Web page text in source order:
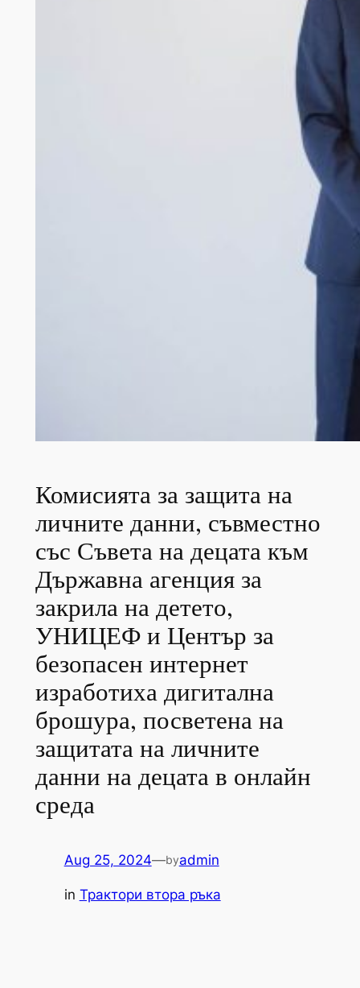
Комисията за защита на
личните данни, съвместно
със Съвета на децата към
Държавна агенция за
закрила на детето,
УНИЦЕФ и Център за
безопасен интернет
изработиха дигитална
брошура, посветена на
защитата на личните
данни на децата в онлайн
среда
Aug 25, 2024—byadmin
in Трактори втора ръка